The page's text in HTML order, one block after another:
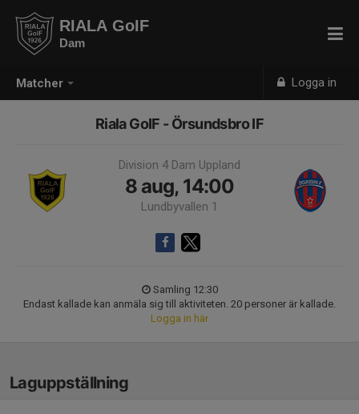
Matcher Logga in
RIALA GoIF
Dam
Riala GoIF - Örsundsbro IF
Division 4 Dam Uppland
8 aug, 14:00
Lundbyvallen 1
Samling 12:30
Endast kallade kan anmäla sig till aktiviteten. 20 personer är kallade.
Logga in här
Laguppställning